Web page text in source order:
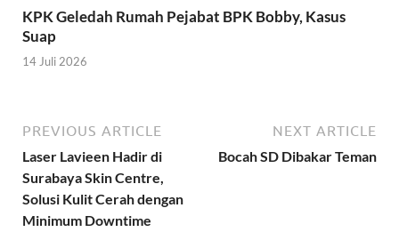
KPK Geledah Rumah Pejabat BPK Bobby, Kasus
Suap
14 Juli 2026
PREVIOUS ARTICLE
Laser Lavieen Hadir di
Surabaya Skin Centre,
Solusi Kulit Cerah dengan
Minimum Downtime
NEXT ARTICLE
Bocah SD Dibakar Teman